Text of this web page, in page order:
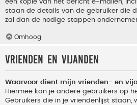
een kopie van het bericht e-mailen,
staan de details van de gebruiker die
zal dan de nodige stappen
Omhoog
Vrienden en vijanden
Waarvoor dient mijn vrienden- en
Hiermee kan je andere gebruikers op
Gebruikers die in je vriendenlijst staan,